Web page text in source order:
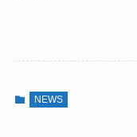
NEWS